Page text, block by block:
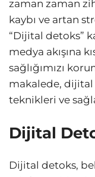
zaman zaman
kaybı ve artan
“Dijital detoks”
medya akışına
sağlığımızı
makalede,
teknikleri ve
Dijital
Dijital detoks,